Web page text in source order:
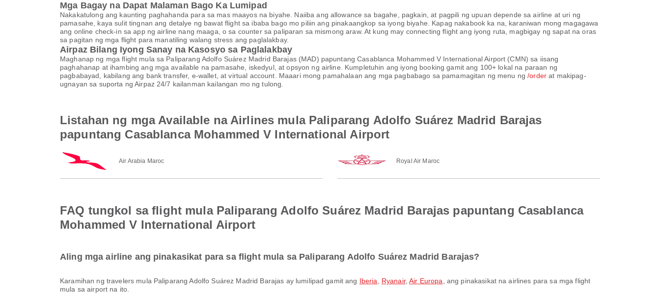
Mga Bagay na Dapat Malaman Bago Ka Lumipad
Nakakatulong ang kaunting paghahanda para sa mas maayos na biyahe. Naiiba ang allowance sa bagahe, pagkain, at pagpili ng upuan depende sa airline at uri ng
pamasahe, kaya sulit tingnan ang detalye ng bawat flight sa ibaba bago mo piliin ang pinakaangkop sa iyong biyahe. Kapag nakabook ka na, karaniwan mong magagawa
ang online check-in sa app ng airline nang maaga, o sa counter sa paliparan sa mismong araw. At kung may connecting flight ang iyong ruta, magbigay ng sapat na oras
sa pagitan ng mga flight para manatiling walang stress ang paglalakbay.
Airpaz Bilang Iyong Sanay na Kasosyo sa Paglalakbay
Maghanap ng mga flight mula sa Paliparang Adolfo Suárez Madrid Barajas (MAD) papuntang Casablanca Mohammed V International Airport (CMN) sa iisang
paghahanap at ihambing ang mga available na pamasahe, iskedyul, at opsyon ng airline. Kumpletuhin ang iyong booking gamit ang 100+ lokal na paraan ng
pagbabayad, kabilang ang bank transfer, e-wallet, at virtual account. Maaari mong pamahalaan ang mga pagbabago sa pamamagitan ng menu ng/order at makipag-
ugnayan sa suporta ng Airpaz 24/7 kailanman kailangan mo ng tulong.
Listahan ng mga Available na Airlines mula Paliparang Adolfo Suárez Madrid Barajas
papuntang Casablanca Mohammed V International Airport
Air Arabia Maroc Royal Air Maroc
FAQ tungkol sa flight mula Paliparang Adolfo Suárez Madrid Barajas papuntang Casablanca
Mohammed V International Airport
Aling mga airline ang pinakasikat para sa flight mula sa Paliparang Adolfo Suárez Madrid Barajas?
Karamihan ng travelers mula Paliparang Adolfo Suárez Madrid Barajas ay lumilipad gamit ang Iberia Ryanair,Air Europa , ang pinakasikat na airlines para sa mga flight
mula sa airport na ito.